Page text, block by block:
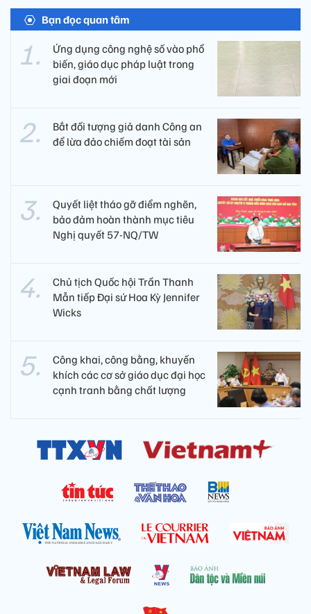
Bạn đọc quan tâm
Ứng dụng công nghệ số vào phổ
biến, giáo dục pháp luật trong
giai đoạn mới
Bắt đối tượng giả danh Công an
để lừa đảo chiếm đoạt tài sản
Quyết liệt tháo gỡ điểm nghẽn,
bảo đảm hoàn thành mục tiêu
Nghị quyết 57-NQ/TW
Chủ tịch Quốc hội Trần Thanh
Mẫn tiếp Đại sứ Hoa Kỳ Jennifer
Wicks
Công khai, công bằng, khuyến
khích các cơ sở giáo dục đại học
cạnh tranh bằng chất lượng​